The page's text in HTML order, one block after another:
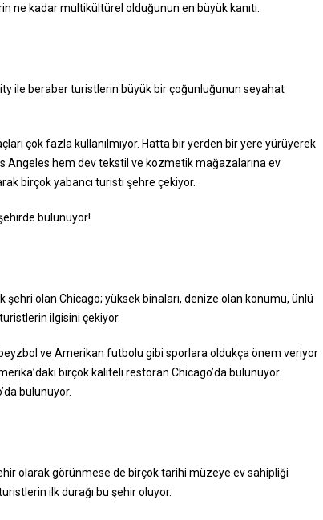
ne kadar multikültürel olduğunun en büyük kanıtı.
ile beraber turistlerin büyük bir çoğunluğunun seyahat
çok fazla kullanılmıyor. Hatta bir yerden bir yere yürüyerek
Angeles hem dev tekstil ve kozmetik mağazalarına ev
birçok yabancı turisti şehre çekiyor.
bulunuyor!
şehri olan Chicago; yüksek binaları, denize olan konumu, ünlü
ilgisini çekiyor.
ve Amerikan futbolu gibi sporlara oldukça önem veriyor
birçok kaliteli restoran Chicago’da bulunuyor.
bulunuyor.
olarak görünmese de birçok tarihi müzeye ev sahipliği
ilk durağı bu şehir oluyor.